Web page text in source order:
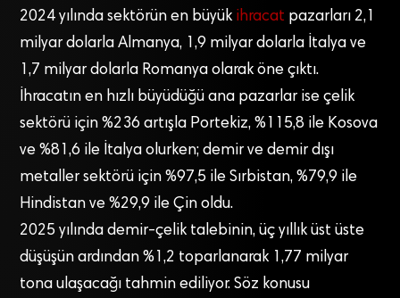
2024 yılında sektörün en büyük ihracat pazarları 2,1
milyar dolarla Almanya, 1,9 milyar dolarla İtalya ve
1,7 milyar dolarla Romanya olarak öne çıktı.
İhracatın en hızlı büyüdüğü ana pazarlar ise çelik
sektörü için %236 artışla Portekiz, %115,8 ile Kosova
ve %81,6 ile İtalya olurken; demir ve demir dışı
metaller sektörü için %97,5 ile Sırbistan, %79,9 ile
Hindistan ve %29,9 ile Çin oldu.
2025 yılında demir-çelik talebinin, üç yıllık üst üste
düşüşün ardından %1,2 toparlanarak 1,77 milyar
tona ulaşacağı tahmin ediliyor. Söz konusu